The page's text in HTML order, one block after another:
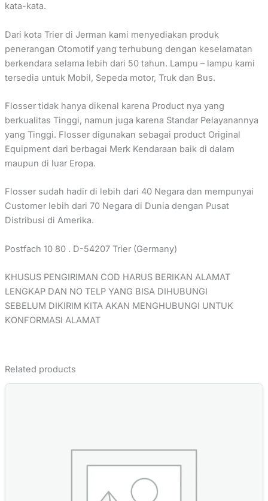
kata-kata.
Dari kota Trier di Jerman kami menyediakan produk
penerangan Otomotif yang terhubung dengan keselamatan
berkendara selama lebih dari 50 tahun. Lampu – lampu kami
tersedia untuk Mobil, Sepeda motor, Truk dan Bus.
Flosser tidak hanya dikenal karena Product nya yang
berkualitas Tinggi, namun juga karena Standar Pelayanannya
yang Tinggi. Flosser digunakan sebagai product Original
Equipment dari berbagai Merk Kendaraan baik di dalam
maupun di luar Eropa.
Flosser sudah hadir di lebih dari 40 Negara dan mempunyai
Customer lebih dari 70 Negara di Dunia dengan Pusat
Distribusi di Amerika.
Postfach 10 80 . D-54207 Trier (Germany)
KHUSUS PENGIRIMAN COD HARUS BERIKAN ALAMAT
LENGKAP DAN NO TELP YANG BISA DIHUBUNGI
SEBELUM DIKIRIM KITA AKAN MENGHUBUNGI UNTUK
KONFORMASI ALAMAT
Related products